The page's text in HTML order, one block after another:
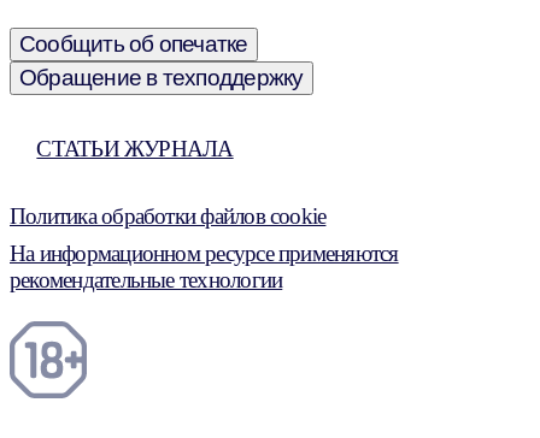
Сообщить об опечатке
Обращение в техподдержку
СТАТЬИ ЖУРНАЛА
Политика обработки файлов cookie
На информационном ресурсе применяются
рекомендательные технологии